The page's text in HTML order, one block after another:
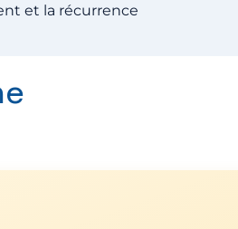
et la récurrence